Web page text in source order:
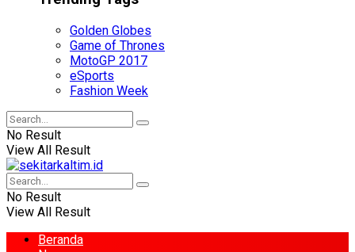
Golden Globes
Game of Thrones
MotoGP 2017
eSports
Fashion Week
No Result
View All Result
No Result
View All Result
Beranda